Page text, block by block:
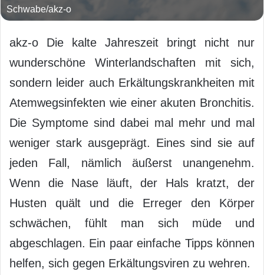
Schwabe/akz-o
akz-o Die kalte Jahreszeit bringt nicht nur
wunderschöne Winterlandschaften mit sich,
sondern leider auch Erkältungskrankheiten mit
Atemwegsinfekten wie einer akuten Bronchitis.
Die Symptome sind dabei mal mehr und mal
weniger stark ausgeprägt. Eines sind sie auf
jeden Fall, nämlich äußerst unangenehm.
Wenn die Nase läuft, der Hals kratzt, der
Husten quält und die Erreger den Körper
schwächen, fühlt man sich müde und
abgeschlagen. Ein paar einfache Tipps können
helfen, sich gegen Erkältungsviren zu wehren.